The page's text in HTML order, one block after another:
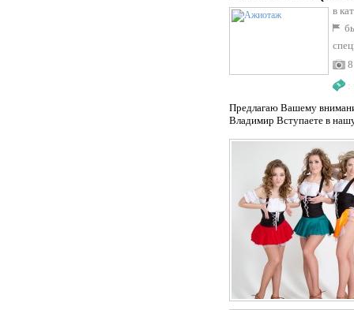
в
8
:
Предлагаю Вашему
Владимир Вступаете в